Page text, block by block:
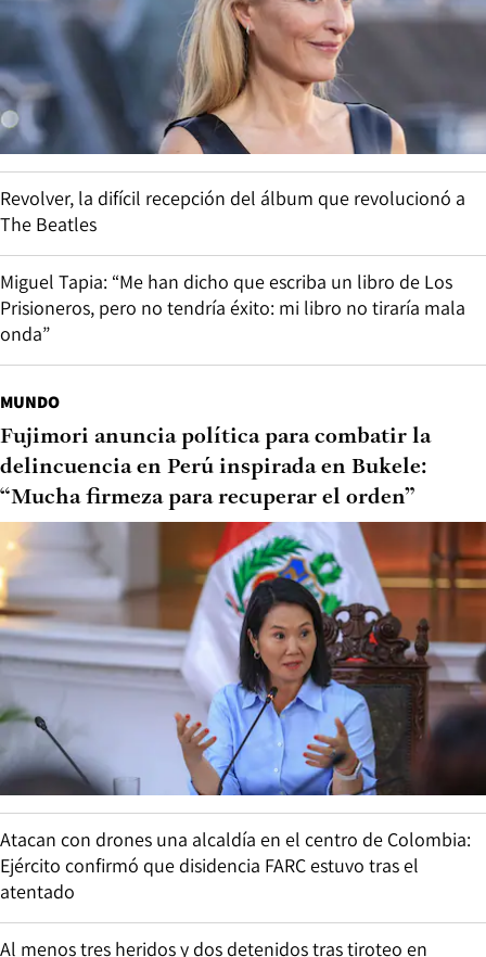
Revolver, la difícil recepción del álbum que revolucionó a
The Beatles
Miguel Tapia: “Me han dicho que escriba un libro de Los
Prisioneros, pero no tendría éxito: mi libro no tiraría mala
onda”
MUNDO
Fujimori anuncia política para combatir la
delincuencia en Perú inspirada en Bukele:
“Mucha firmeza para recuperar el orden”
Atacan con drones una alcaldía en el centro de Colombia:
Ejército confirmó que disidencia FARC estuvo tras el
atentado
Al menos tres heridos y dos detenidos tras tiroteo en